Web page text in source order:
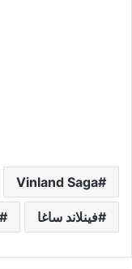
Vinland Saga
فينلاند ساغا